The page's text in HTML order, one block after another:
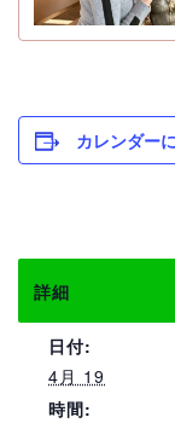
カレンダー
詳細
日付:
4月 19
時間: